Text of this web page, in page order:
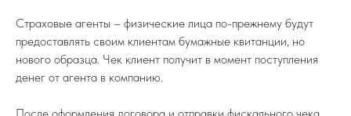
Страховые агенты – физические лица по-прежнему будут
предоставлять своим клиентам бумажные квитанции, но
нового образца. Чек клиент получит в момент поступления
денег от агента в компанию.
После оформления договора и отправки фискального чека